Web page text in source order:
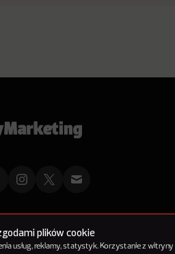
plików cookie
usług, reklamy, statystyk. Korzystanie z witryny
Polityka PrywatnościKanał RSS